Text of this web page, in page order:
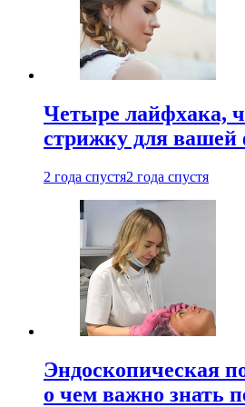
Четыре лайфхака,
стрижку для
2 года спустя2 года спустя
Эндоскопическая
о чем важно знать